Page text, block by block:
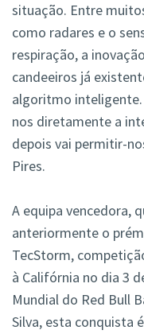
situação. Entre
como radares e o
respiração, a
candeeiros já
algoritmo inteligente.
nos diretamente a
depois vai permitir-
Pires.
A equipa vencedora,
anteriormente o
TecStorm,
à Califórnia no dia 3
Mundial do Red Bull
Silva, esta conquista